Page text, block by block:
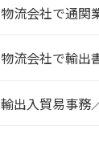
物流会社で通関
物流会社で輸出
輸出入貿易事務